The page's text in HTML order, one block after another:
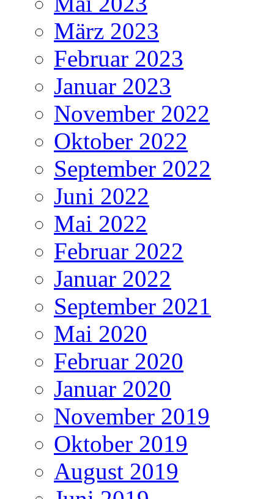
März 2023
Februar 2023
Januar 2023
November 2022
Oktober 2022
September 2022
Juni 2022
Mai 2022
Februar 2022
Januar 2022
September 2021
Mai 2020
Februar 2020
Januar 2020
November 2019
Oktober 2019
August 2019